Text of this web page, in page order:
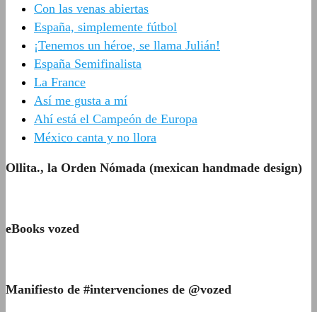
Con las venas abiertas
España, simplemente fútbol
¡Tenemos un héroe, se llama Julián!
España Semifinalista
La France
Así me gusta a mí
Ahí está el Campeón de Europa
México canta y no llora
Ollita., la Orden Nómada (mexican handmade design)
eBooks vozed
Manifiesto de #intervenciones de @vozed